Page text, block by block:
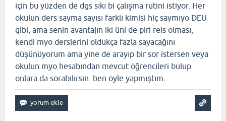
için bu yüzden de dgs sıkı bi çalışma rutini istiyor. Her
okulun ders sayma sayısı farklı kimisi hiç saymıyo DEU
gibi, ama senin avantajın iki üni de piri reis olması,
kendi myo derslerini oldukça fazla sayacağını
düşünüyorum ama yine de arayıp bir sor istersen veya
okulun myo hesabından mevcut öğrencileri bulup
onlara da sorabilirsin. ben öyle yapmıştım.